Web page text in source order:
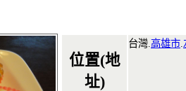
位置(地
址)
台灣. 高雄市